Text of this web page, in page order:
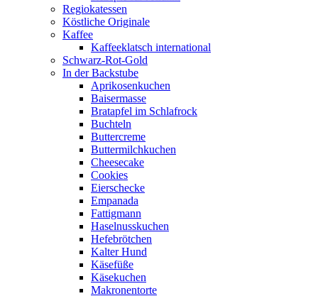
Regiokatessen
Köstliche Originale
Kaffee
Kaffeeklatsch international
Schwarz-Rot-Gold
In der Backstube
Aprikosenkuchen
Baisermasse
Bratapfel im Schlafrock
Buchteln
Buttercreme
Buttermilchkuchen
Cheesecake
Cookies
Eierschecke
Empanada
Fattigmann
Haselnusskuchen
Hefebrötchen
Kalter Hund
Käsefüße
Käsekuchen
Makronentorte